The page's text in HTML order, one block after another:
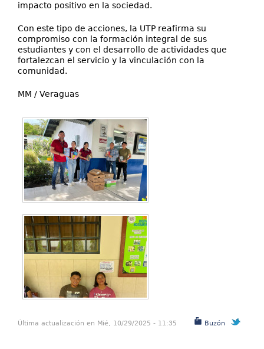
impacto positivo en la sociedad.
Con este tipo de acciones, la UTP reafirma su
compromiso con la formación integral de sus
estudiantes y con el desarrollo de actividades que
fortalezcan el servicio y la vinculación con la
comunidad.
MM / Veraguas
Buzón
Última actualización en Mié, 10/29/2025 - 11:35